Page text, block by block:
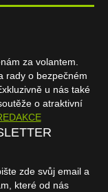
za volantem.
rady o bezpečném
u nás také
o atraktivní
zde svůj email a
které od nás